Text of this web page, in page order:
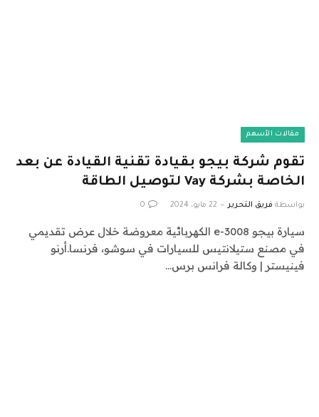
مقالات الأسهم
تقوم شركة بيجو بقيادة تقنية القيادة عن بعد
الخاصة بشركة Vay لتوصيل الطاقة
بواسطة فريق التحرير 22 مايو، 2024 0
سيارة بيجو e-3008 الكهربائية معروضة خلال عرض تقديمي
في مصنع ستيلانتيس للسيارات في سوشو، فرنسا.أرنو
فينيستر | وكالة فرانس برس…